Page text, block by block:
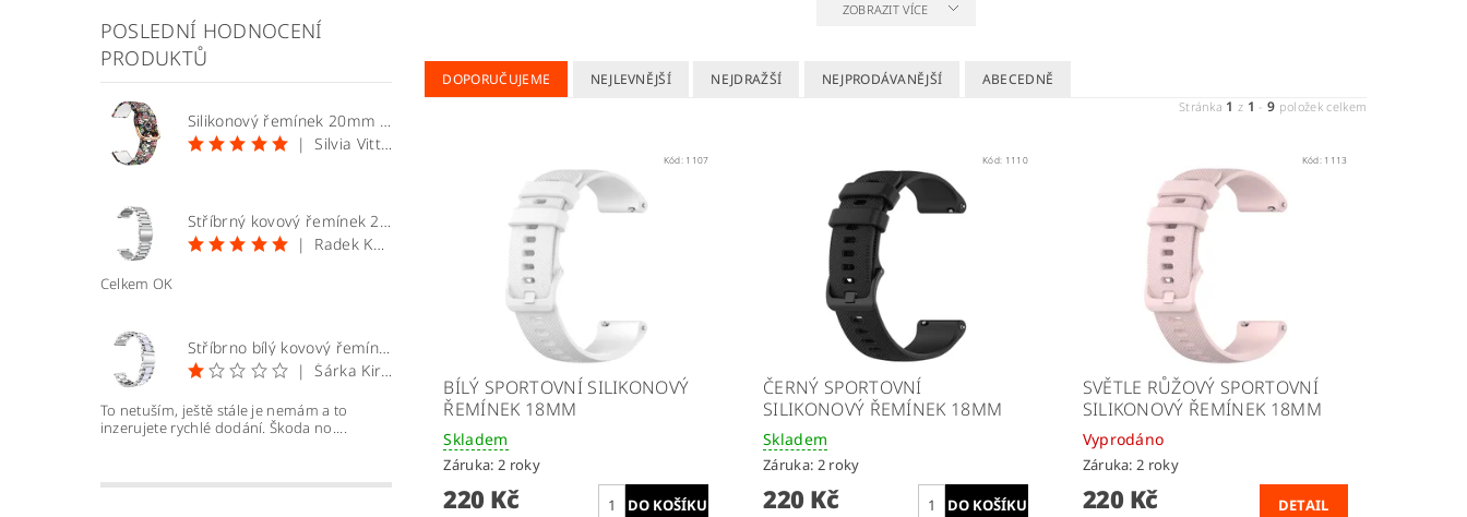
POSLEDNÍ HODNOCENÍ
PRODUKTŮ
Silikonový řemínek 20mm vzor lebky
|
Silvia Vittekova
Stříbrný kovový řemínek 20mm
|
Radek Kopecký
Celkem OK
Stříbrno bílý kovový řemínek 22mm
|
Šárka Kirchnerová
To netuším, ještě stále je nemám a to
inzerujete rychlé dodání. Škoda no....
ZOBRAZIT VÍCE
DOPORUČUJEME NEJLEVNĚJŠÍ NEJDRAŽŠÍ NEJPRODÁVANĚJŠÍ ABECEDNĚ
Stránka 1 z 1 -9 položek celkem
Kód: 1107
BÍLÝ SPORTOVNÍ SILIKONOVÝ
ŘEMÍNEK 18MM
Skladem
Záruka: 2 roky
220 Kč
Kód: 1110
ČERNÝ SPORTOVNÍ
SILIKONOVÝ ŘEMÍNEK 18MM
Skladem
Záruka: 2 roky
220 Kč
Kód: 1113
SVĚTLE RŮŽOVÝ SPORTOVNÍ
SILIKONOVÝ ŘEMÍNEK 18MM
Vyprodáno
Záruka: 2 roky
220 Kč DETAIL